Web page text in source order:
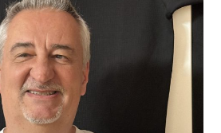
KM
Jahrgang
1967
Körpergröße